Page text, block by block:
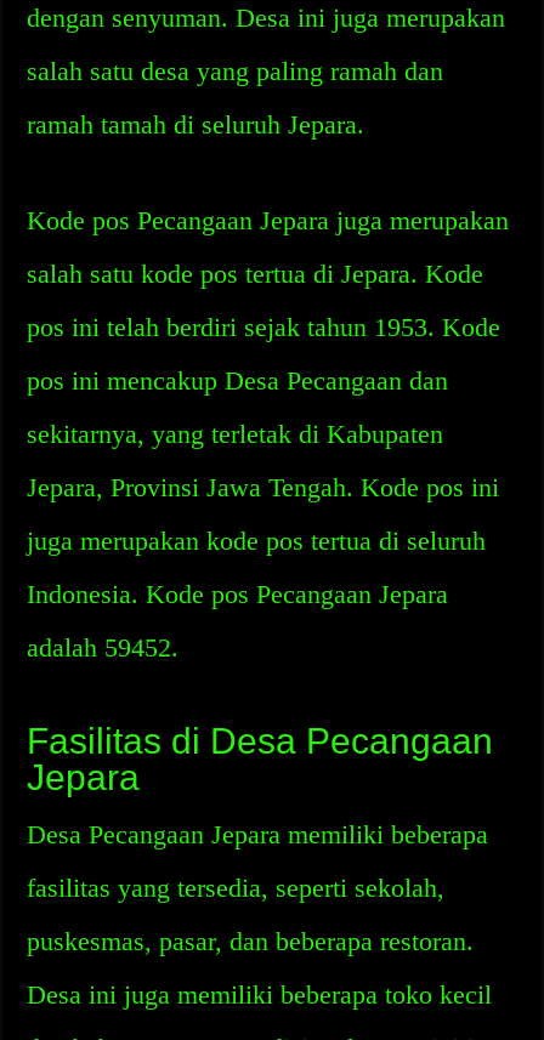
dengan senyuman. Desa ini juga merupakan
salah satu desa yang paling ramah dan
ramah tamah di seluruh Jepara.
Kode pos Pecangaan Jepara juga merupakan
salah satu kode pos tertua di Jepara. Kode
pos ini telah berdiri sejak tahun 1953. Kode
pos ini mencakup Desa Pecangaan dan
sekitarnya, yang terletak di Kabupaten
Jepara, Provinsi Jawa Tengah. Kode pos ini
juga merupakan kode pos tertua di seluruh
Indonesia. Kode pos Pecangaan Jepara
adalah 59452.
Fasilitas di Desa Pecangaan
Jepara
Desa Pecangaan Jepara memiliki beberapa
fasilitas yang tersedia, seperti sekolah,
puskesmas, pasar, dan beberapa restoran.
Desa ini juga memiliki beberapa toko kecil